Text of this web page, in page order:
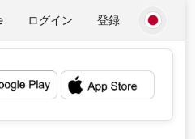
ログイン 登録
💕